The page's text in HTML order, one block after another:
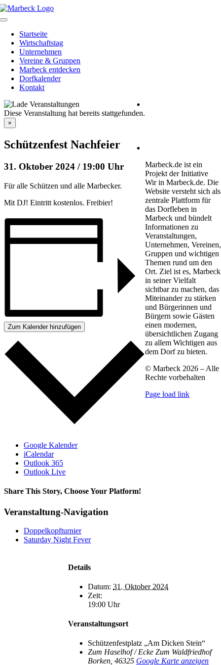
Skip
to
Toggle
NavigationStartseite
Wirtschaftstag
Unternehmen
Vereine & Gruppen
Marbeck entdecken
Dorfkalender
Kontakt
Diese Veranstaltung hat bereits stattgefunden.
×
Schützenfest Nachfeier
31. Oktober 2024 / 19:00 Uhr
Für alle Schützen und alle Marbecker.
Mit DJ! Eintritt kostenlos. Freibier!
Zum Kalender hinzufügen
Google Kalender
iCalendar
Outlook 365
Outlook Live
Share This Story, Choose Your Platform!
Facebook
X
Bluesky
Reddit
LinkedIn
WhatsApp
Telegram
Tumblr
Xing
Email
Copy
Veranstaltung-Navigation
Doppelkopfturnier
Saturday Night Fever
Details
Datum: 31. Oktober 2024
Zeit:
19:00 Uhr
Veranstaltungsort
Schützenfestplatz „Am Dicken Stein“
Zum Haselhof / Ecke Zum Waldfriedhof
Borken, 46325 Google Karte anzeigen
Marbeck.de ist ein
Projekt der Initiative
Wir in Marbeck.de. Die
Website versteht sich als
zentrale Plattform für
das Dorfleben in
Marbeck und bündelt
Informationen zu
Veranstaltungen,
Unternehmen, Vereinen,
Gruppen und wichtigen
Themen rund um den
Ort. Ziel ist es, Marbeck
in seiner Vielfalt
sichtbar zu machen, das
Miteinander zu stärken
und Bürgerinnen und
Bürgern sowie Gästen
einen modernen,
übersichtlichen Zugang
zu allem Wichtigen aus
dem Dorf zu bieten.
© Marbeck 2026 – Alle
Rechte vorbehalten
Page load link